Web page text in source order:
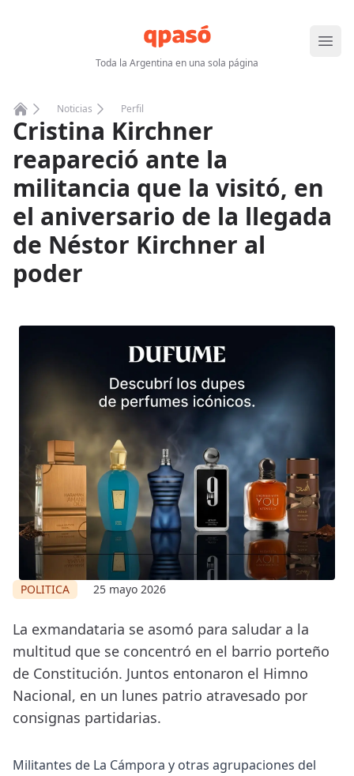
Toda la Argentina en una sola página
Abrir
Home
Noticias Perfil
Cristina Kirchner
reapareció ante la
militancia que la visitó, en
el aniversario de la llegada
de Néstor Kirchner al
poder
POLITICA 25 mayo 2026
La exmandataria se asomó para saludar a la
multitud que se concentró en el barrio porteño
de Constitución. Juntos entonaron el Himno
Nacional, en un lunes patrio atravesado por
consignas partidarias.
Militantes de La Cámpora y otras agrupaciones del